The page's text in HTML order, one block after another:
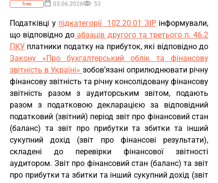
free 03.06.2026 53
Податківці у підкатегорії 102.20.01 ЗІРінформували,
що відповідно до абзаців другого та третього п. 46.2
ПКУ платники податку на прибуток, які відповідно до
Закону «Про бухгалтерський облік та фінансову
звітність в Україні» зобов’язані оприлюднювати річну
фінансову звітність та річну консолідовану фінансову
звітність разом з аудиторським звітом, подають
разом з податковою декларацією за відповідний
податковий (звітний) період звіт про фінансовий стан
(баланс) та звіт про прибутки та збитки та інший
сукупний дохід (звіт про фінансові результати),
складені до перевірки фінансової звітності
аудитором. Звіт про фінансовий стан (баланс) та звіт
про прибутки та збитки та інший сукупний дохід (звіт